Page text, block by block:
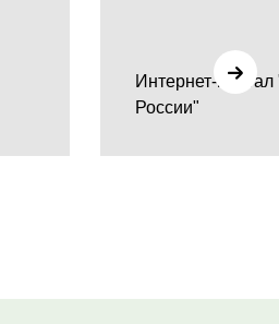
Интернет-
России"